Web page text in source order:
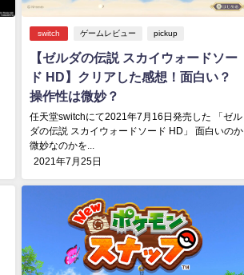
switch ゲームレビュー pickup
【ゼルダの伝説 スカイウォードソー
ド HD】クリアした感想！面白い？
操作性は微妙？
任天堂switchにて2021年7月16日発売した 「ゼル
ダの伝説 スカイウォードソード HD」 面白いのか
微妙なのかを...
2021年7月25日